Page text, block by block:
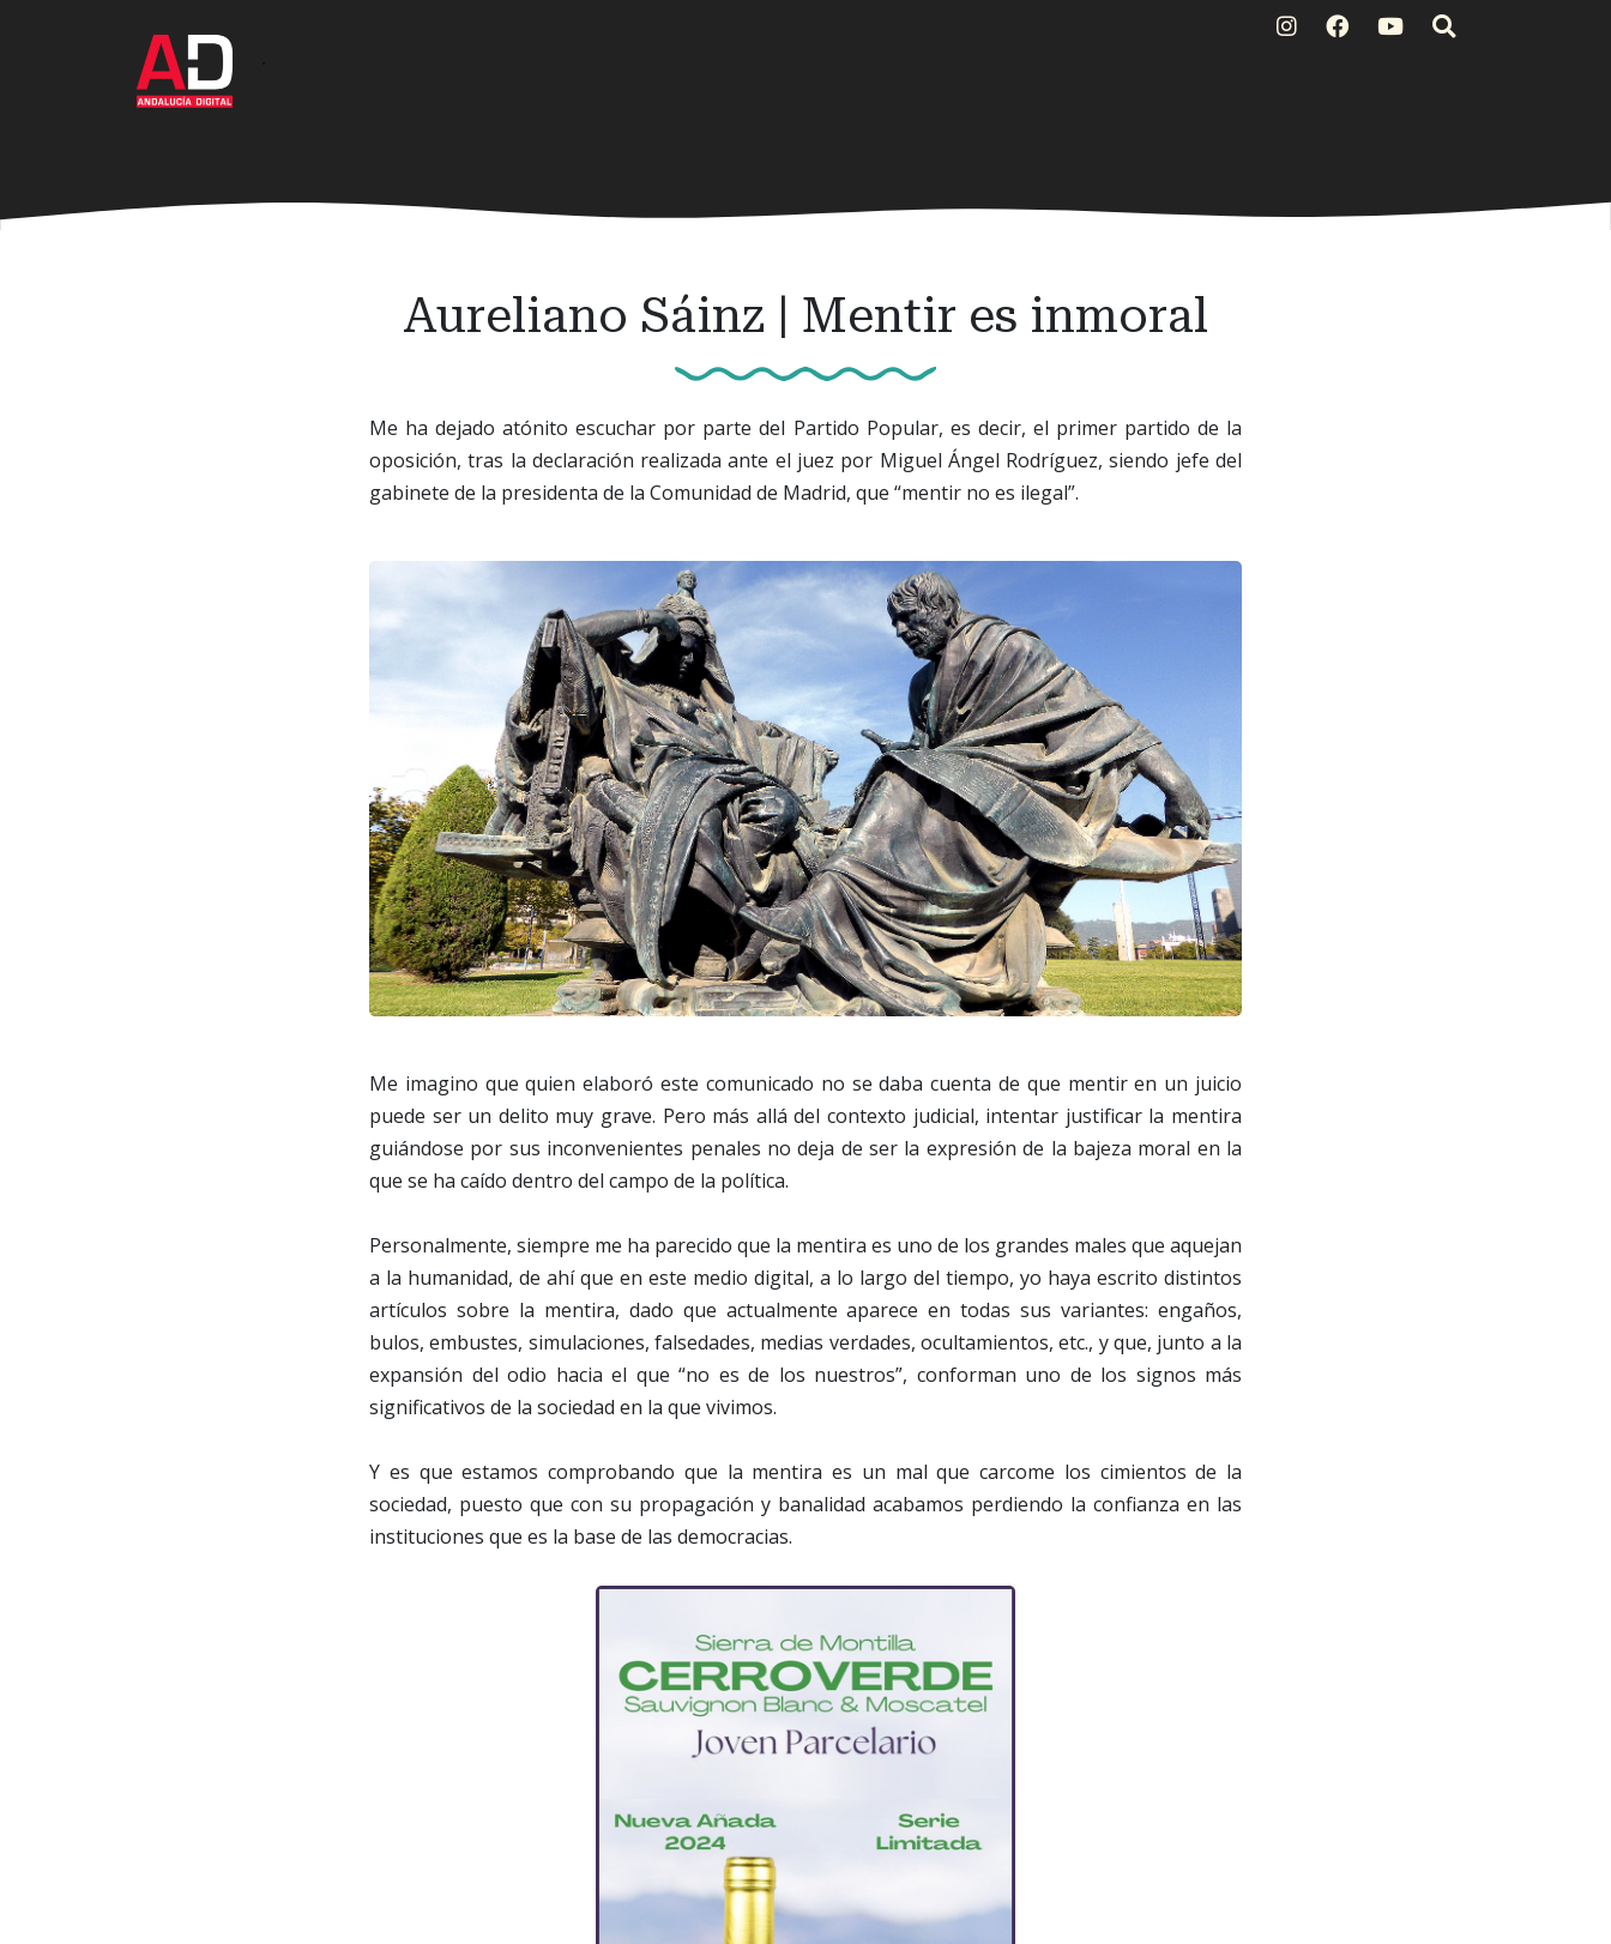
Aureliano Sáinz | Mentir es inmoral
Me ha dejado atónito escuchar por parte del Partido Popular, es decir, el primer partido de la
oposición, tras la declaración realizada ante el juez por Miguel Ángel Rodríguez, siendo jefe del
gabinete de la presidenta de la Comunidad de Madrid, que “mentir no es ilegal”.
Me imagino que quien elaboró este comunicado no se daba cuenta de que mentir en un juicio
puede ser un delito muy grave. Pero más allá del contexto judicial, intentar justificar la mentira
guiándose por sus inconvenientes penales no deja de ser la expresión de la bajeza moral en la
que se ha caído dentro del campo de la política.
Personalmente, siempre me ha parecido que la mentira es uno de los grandes males que aquejan
a la humanidad, de ahí que en este medio digital, a lo largo del tiempo, yo haya escrito distintos
artículos sobre la mentira, dado que actualmente aparece en todas sus variantes: engaños,
bulos, embustes, simulaciones, falsedades, medias verdades, ocultamientos, etc., y que, junto a la
expansión del odio hacia el que “no es de los nuestros”, conforman uno de los signos más
significativos de la sociedad en la que vivimos.
Y es que estamos comprobando que la mentira es un mal que carcome los cimientos de la
sociedad, puesto que con su propagación y banalidad acabamos perdiendo la confianza en las
instituciones que es la base de las democracias.